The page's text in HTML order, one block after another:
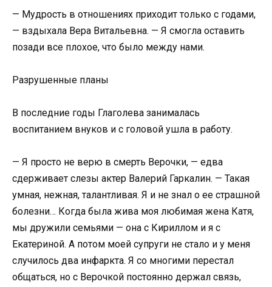
— Мудрость в отношениях приходит только с годами,
— вздыхала Вера Витальевна. — Я смогла оставить
позади все плохое, что было между нами.
Разрушенные планы
В последние годы Глаголева занималась
воспитанием внуков и с головой ушла в работу.
— Я просто не верю в смерть Верочки, — едва
сдерживает слезы актер Валерий Гаркалин. — Такая
умная, нежная, талантливая. Я и не знал о ее страшной
болезни… Когда была жива моя любимая жена Катя,
мы дружили семьями — она с Кириллом и я с
Екатериной. А потом моей супруги не стало и у меня
случилось два инфаркта. Я со многими перестал
общаться, но с Верочкой постоянно держал связь,